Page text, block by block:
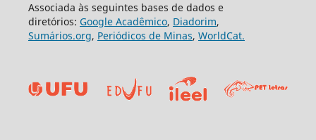
Associada às seguintes bases de dados e
diretórios: Google Acadêmico, Diadorim,
Sumários.org, Periódicos de Minas, WorldCat.